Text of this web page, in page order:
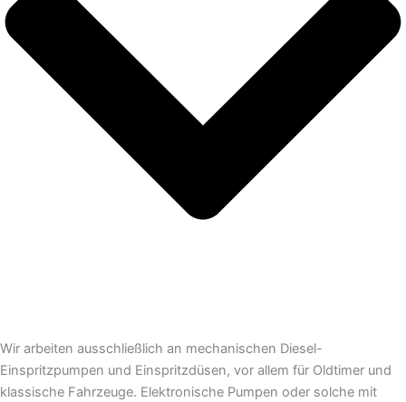
Wir arbeiten ausschließlich an mechanischen Diesel-
Einspritzpumpen und Einspritzdüsen, vor allem für Oldtimer und
klassische Fahrzeuge. Elektronische Pumpen oder solche mit